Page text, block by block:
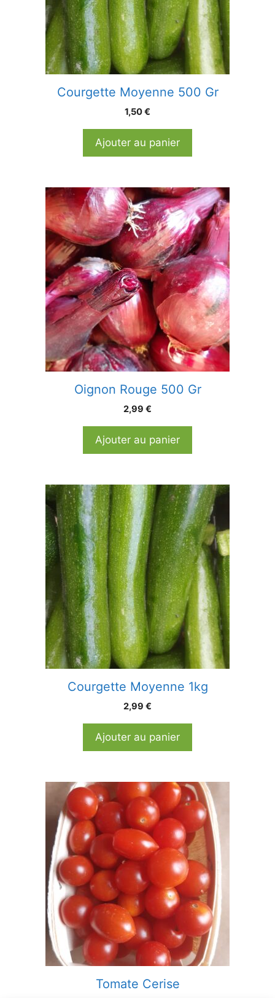
Courgette Moyenne 500 Gr
1,50€
Ajouter au panier
Oignon Rouge 500 Gr
2,99 €
Ajouter au panier
Courgette Moyenne 1kg
2,99 €
Ajouter au panier
Tomate Cerise